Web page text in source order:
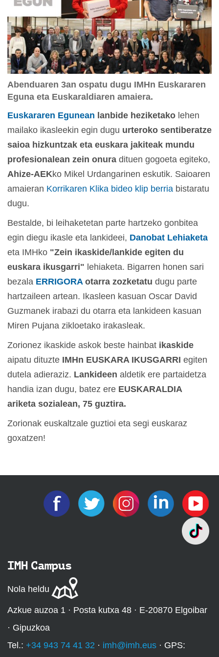
Abenduaren 3an ospatu dugu IMHn Euskararen
Eguna eta Euskaraldiaren amaiera.
Euskararen Egunean lanbide heziketako lehen
mailako ikasleekin egin dugu urteroko sentiberatze
saioa hizkuntzak eta euskara jakiteak mundu
profesionalean zein onura dituen gogoeta egiteko,
Ahize-AEKko Mikel Urdangarinen eskutik. Saioaren
amaieran Korrikaren Klika bideo klip berria bistaratu
dugu.
Bestalde, bi leihaketetan parte hartzeko gonbitea
egin diegu ikasle eta lankideei, Danobat Lehiaketa
eta IMHko "Zein ikaskide/lankide egiten du
euskara ikusgarri" lehiaketa. Bigarren honen sari
bezala ERRIGORA otarra zozketatu dugu parte
hartzaileen artean. Ikasleen kasuan Oscar David
Guzmanek irabazi du otarra eta lankideen kasuan
Miren Pujana zikloetako irakasleak.
Zorionez ikaskide askok beste hainbat ikaskide
aipatu dituzte IMHn EUSKARA IKUSGARRI egiten
dutela adieraziz. Lankideen aldetik ere partaidetza
handia izan dugu, batez ere EUSKARALDIA
ariketa sozialean, 75 guztira.
Zorionak euskaltzale guztioi eta segi euskaraz
goxatzen!
IMH Campus
Nola heldu
Azkue auzoa 1 · Posta kutxa 48 · E-20870 Elgoibar
· Gipuzkoa
Tel.: +34 943 74 41 32 · imh@imh.eus · GPS: